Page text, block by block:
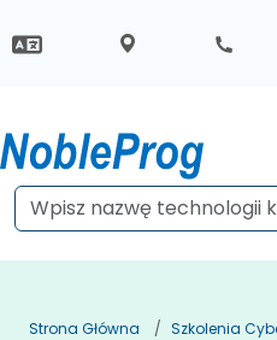
Strona Główna
Szkolenia